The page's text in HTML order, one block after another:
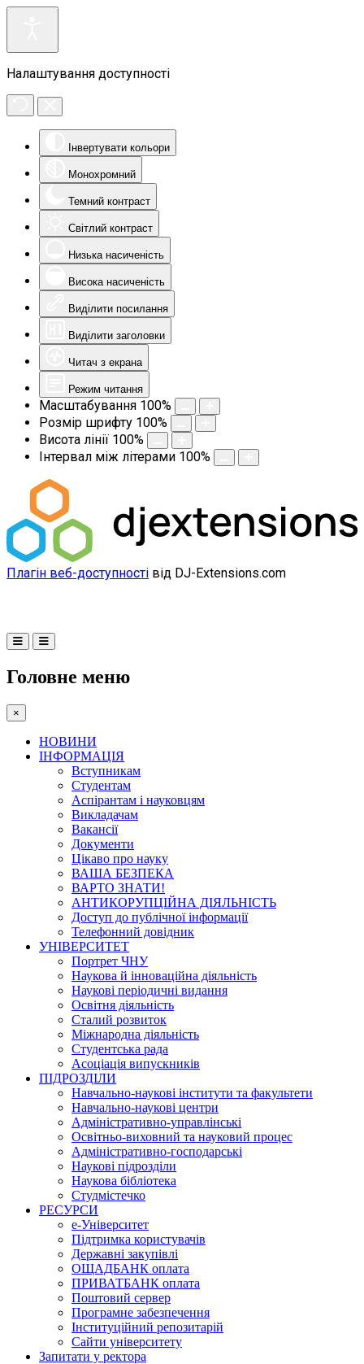
Налаштування доступності
Інвертувати кольори
Монохромний
Темний контраст
Світлий контраст
Низька насиченість
Висока насиченість
Виділити посилання
Виділити заголовки
Читач з екрана
Режим читання
Масштабування 100%
Розмір шрифту 100%
Висота лінії 100%
Інтервал між літерами 100%
Плагін веб-доступності від DJ-Extensions.com
Головне меню
×
НОВИНИ
ІНФОРМАЦІЯ
Вступникам
Студентам
Аспірантам і науковцям
Викладачам
Вакансії
Документи
Цікаво про науку
ВАША БЕЗПЕКА
ВАРТО ЗНАТИ!
АНТИКОРУПЦІЙНА ДІЯЛЬНІСТЬ
Доступ до публічної інформації
Телефонний довідник
УНІВЕРСИТЕТ
Портрет ЧНУ
Наукова й інноваційна діяльність
Наукові періодичні видання
Освітня діяльність
Сталий розвиток
Міжнародна діяльність
Студентська рада
Асоціація випускників
ПІДРОЗДІЛИ
Навчально-наукові інститути та факультети
Навчально-наукові центри
Адміністративно-управлінські
Освітньо-виховний та науковий процес
Адміністративно-господарські
Наукові підрозділи
Наукова бібліотека
Студмістечко
РЕСУРСИ
е-Університет
Підтримка користувачів
Державні закупівлі
ОЩАДБАНК оплата
ПРИВАТБАНК оплата
Поштовий сервер
Програмне забезпечення
Інституційний репозитарій
Сайти університету
Запитати у ректора